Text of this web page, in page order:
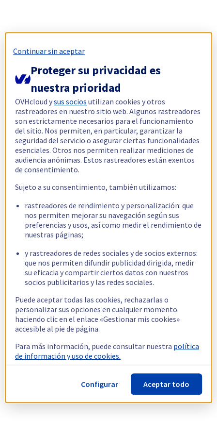
Continuar sin aceptar
Proteger su privacidad es
nuestra prioridad
OVHcloud ysus socios utilizan cookies y otros
rastreadores en nuestro sitio web. Algunos rastreadores
son estrictamente necesarios para el funcionamiento
del sitio. Nos permiten, en particular, garantizar la
seguridad del servicio o asegurar ciertas funcionalidades
esenciales. Otros nos permiten realizar mediciones de
audiencia anónimas. Estos rastreadores están exentos
de consentimiento.
Sujeto a su consentimiento, también utilizamos:
rastreadores de rendimiento y personalización: que
nos permiten mejorar su navegación según sus
preferencias y usos, así como medir el rendimiento de
nuestras páginas;
y rastreadores de redes sociales y de socios externos:
que nos permiten difundir publicidad dirigida, medir
su eficacia y compartir ciertos datos con nuestros
socios publicitarios y las redes sociales.
Puede aceptar todas las cookies, rechazarlas o
personalizar sus opciones en cualquier momento
haciendo clic en el enlace «Gestionar mis cookies»
accesible al pie de página.
Para más información, puede consultar nuestra política
de información y uso de cookies.
Configurar Aceptar todo